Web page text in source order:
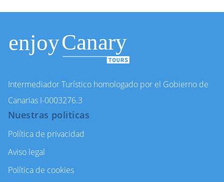
Intermediador Turístico homologado por el Gobierno de
Canarias I-0003276.3
Nuestras politicas
Política de privacidad
Aviso legal
Política de cookies